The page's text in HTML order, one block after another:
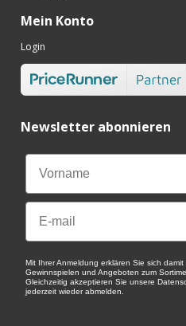
Mein Konto
Login
Newsletter abonnieren
Email
Mit Ihrer Anmeldung erklären Sie sich
Gewinnspielen und Angeboten zum
Gleichzeitig akzeptieren Sie unsere
jederzeit wieder abmelden.